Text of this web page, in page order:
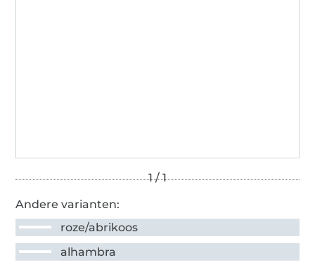
Andere varianten:
roze/abrikoos
alhambra